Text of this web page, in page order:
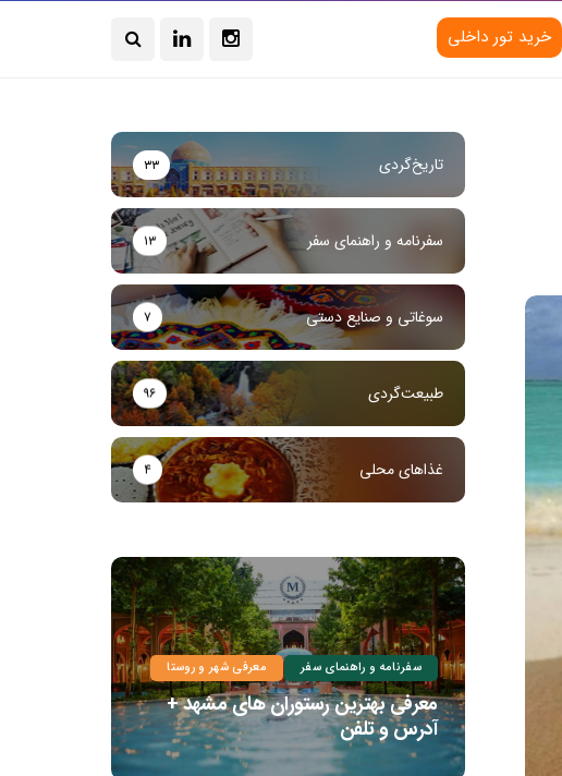
خرید تور داخلی
تاریخ‌گردی ۳۳
سفرنامه و راهنمای سفر ۱۳
سوغاتی و صنایع دستی ۷
طبیعت‌گردی ۹۶
غذاهای محلی ۴
سفرنامه و راهنمای سفر معرفی شهر و روستا
معرفی بهترین رستوران های مشهد +
آدرس و تلفن